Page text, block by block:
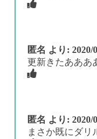
匿名 より: 2020/
更新きたあああ
匿名 より: 2020/
まさか既にダリ